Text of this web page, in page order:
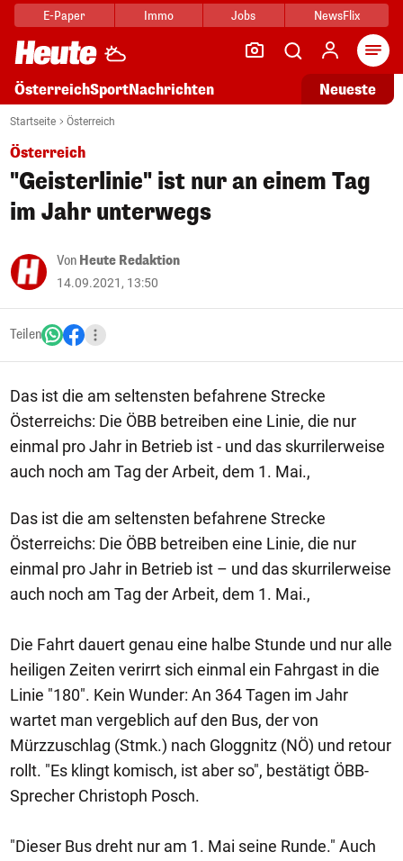
E-Paper Immo Jobs NewsFlix
ÖsterreichSportNachrichten Neueste
Startseite Österreich
Österreich
"Geisterlinie" ist nur an einem Tag
im Jahr unterwegs
Von Heute Redaktion
14.09.2021, 13:50
Teilen
Das ist die am seltensten befahrene Strecke
Österreichs: Die ÖBB betreiben eine Linie, die nur
einmal pro Jahr in Betrieb ist - und das skurrilerweise
auch noch am Tag der Arbeit, dem 1. Mai.,
Das ist die am seltensten befahrene Strecke
Österreichs: Die ÖBB betreiben eine Linie, die nur
einmal pro Jahr in Betrieb ist – und das skurrilerweise
auch noch am Tag der Arbeit, dem 1. Mai.,
Die Fahrt dauert genau eine halbe Stunde und nur alle
heiligen Zeiten verirrt sich einmal ein Fahrgast in die
Linie "180". Kein Wunder: An 364 Tagen im Jahr
wartet man vergeblich auf den Bus, der von
Mürzzuschlag (Stmk.) nach Gloggnitz (NÖ) und retour
rollt. "Es klingt komisch, ist aber so", bestätigt ÖBB-
Sprecher Christoph Posch.
"Dieser Bus dreht nur am 1. Mai seine Runde." Auch